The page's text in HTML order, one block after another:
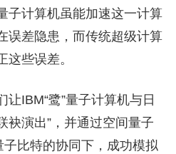
子计算机虽能加速这一计算
误差隐患，而传统超级计算
些误差。
IBM“鹭”量子计算机与日
袂演出”，并通过空间量子
比特的协同下，成功模拟